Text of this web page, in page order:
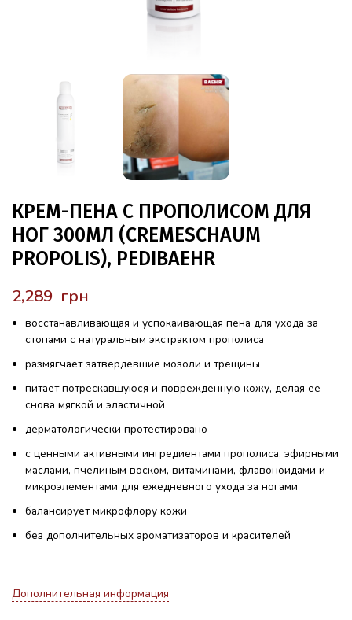
КРЕМ-ПЕНА С ПРОПОЛИСОМ ДЛЯ
НОГ 300МЛ (CREMESCHAUM
PROPOLIS), PEDIBAEHR
грн
восстанавливающая и успокаивающая пена для ухода за
стопами с натуральным экстрактом прополиса
размягчает затвердевшие мозоли и трещины
питает потрескавшуюся и поврежденную кожу, делая ее
снова мягкой и эластичной
дерматологически протестировано
с ценными активными ингредиентами прополиса, эфирными
маслами, пчелиным воском, витаминами, флавоноидами и
микроэлементами для ежедневного ухода за ногами
балансирует микрофлору кожи
без дополнительных ароматизаторов и красителей
Дополнительная информация